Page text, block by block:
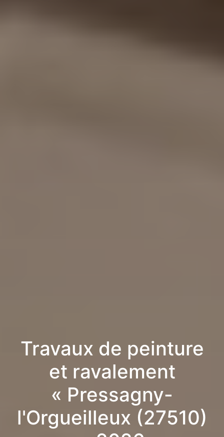
Travaux de peinture
et ravalement
« Pressagny-
l'Orgueilleux (27510)